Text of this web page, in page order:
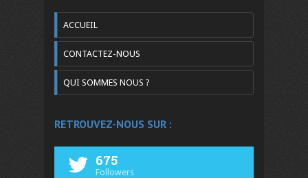
ACCUEIL
CONTACTEZ-NOUS
QUI SOMMES NOUS ?
RETROUVEZ-NOUS SUR :
675
Followers